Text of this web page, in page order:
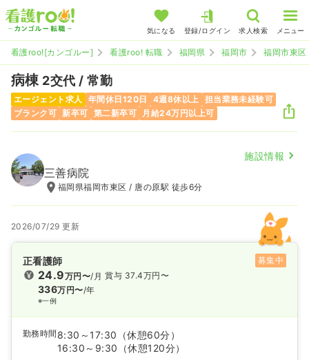
気になる 登録/ログイン 求人検索 メニュー
看護roo![カンゴルー] 看護roo! 転職 福岡県 福岡市 福岡市東区
病棟 2交代 / 常勤
エージェント求人 年間休日120日 4週8休以上 担当業務未経験可
ブランク可 新卒可 第二新卒可 月給24万円以上可
施設情報
三善病院
福岡県福岡市東区 / 唐の原駅 徒歩6分
2026/07/29 更新
正看護師 募集中
24.9万円〜/月
336万円〜/年
※一例
賞与 37.4万円〜
勤務時間 8:30～17:30
（休憩60分）
16:30～9:30
（休憩120分）